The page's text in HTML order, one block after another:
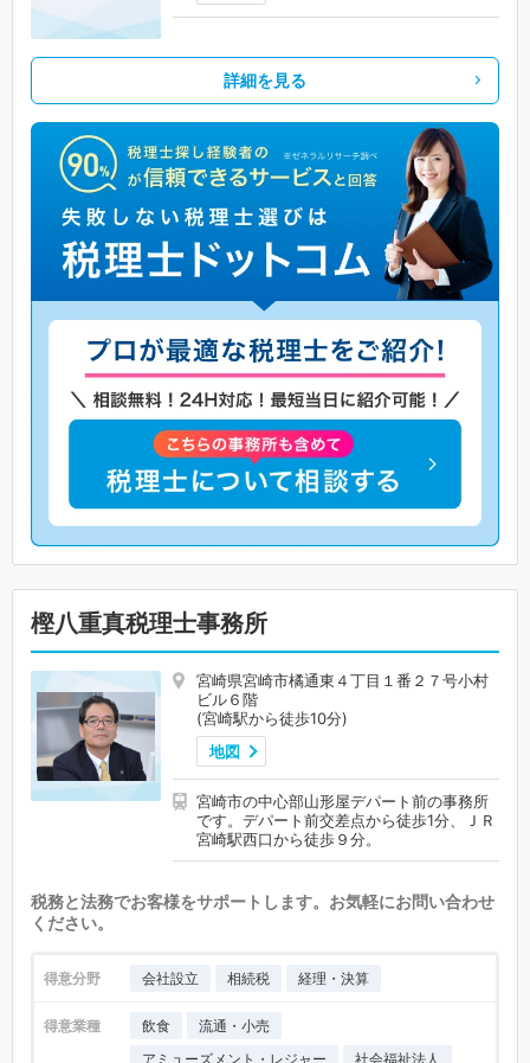
詳細を見る
樫八重真税理士事務所
宮崎県宮崎市橘通東４丁目１番２７号小村
ビル６階
(宮崎駅から徒歩10分)
地図
宮崎市の中心部山形屋デパート前の事務所
です。デパート前交差点から徒歩1分、ＪＲ
宮崎駅西口から徒歩９分。
税務と法務でお客様をサポートします。お気軽にお問い合わせ
ください。
得意分野 会社設立 相続税 経理・決算
得意業種 飲食
流通・小売
アミューズメント・レジャー
社会福祉法人